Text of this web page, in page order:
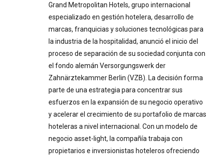
Grand Metropolitan Hotels, grupo internacional
especializado en gestión hotelera, desarrollo de
marcas, franquicias y soluciones tecnológicas para
la industria de la hospitalidad, anunció el inicio del
proceso de separación de su sociedad conjunta con
el fondo alemán Versorgungswerk der
Zahnärztekammer Berlin (VZB). La decisión forma
parte de una estrategia para concentrar sus
esfuerzos en la expansión de su negocio operativo
y acelerar el crecimiento de su portafolio de marcas
hoteleras a nivel internacional. Con un modelo de
negocio asset-light, la compañía trabaja con
propietarios e inversionistas hoteleros ofreciendo